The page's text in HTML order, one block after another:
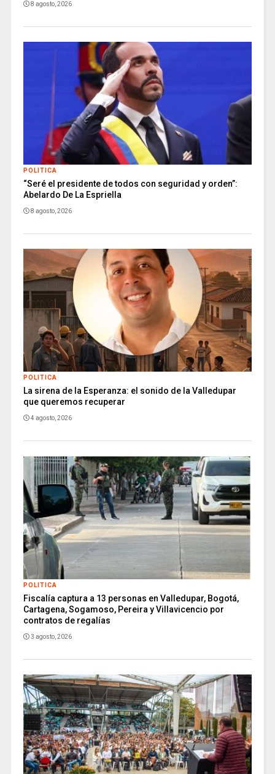
8 agosto, 2026
POLITICA
“Seré el presidente de todos con seguridad y orden”:
Abelardo De La Espriella
8 agosto, 2026
POLITICA
La sirena de la Esperanza: el sonido de la Valledupar
que queremos recuperar
4 agosto, 2026
POLITICA
Fiscalía captura a 13 personas en Valledupar, Bogotá,
Cartagena, Sogamoso, Pereira y Villavicencio por
contratos de regalías
3 agosto, 2026